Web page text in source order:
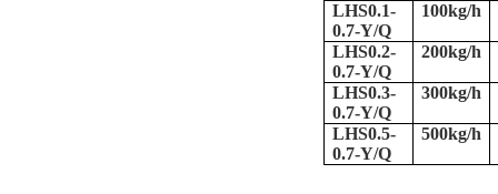
LHS0.1-
0.7-Y/Q
100kg/h
LHS0.2-
0.7-Y/Q
200kg/h
LHS0.3-
0.7-Y/Q
300kg/h
LHS0.5-
0.7-Y/Q
500kg/h